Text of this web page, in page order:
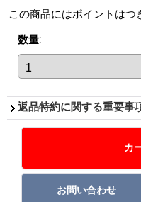
この商品にはポイントはつ
数量:
返品特約に関する重要事